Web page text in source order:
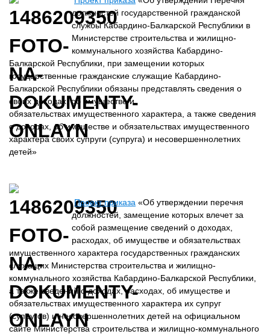
должностей государственной гражданской
службы Кабардино-Балкарской Республики в
Министерстве строительства и жилищно-
коммунального хозяйства Кабардино-
Балкарской Республики, при замещении которых
государственные гражданские служащие Кабардино-
Балкарской Республики обязаны представлять сведения о
своих доходах, об имуществе и
обязательствах имущественного характера, а также сведения
о доходах, об имуществе и обязательствах имущественного
характера своих супруги (супруга) и несовершеннолетних
детей»
Проект приказа «Об утверждении перечня
должностей, замещение которых влечет за
собой размещение сведений о доходах,
расходах, об имуществе и обязательствах
имущественного характера государственных гражданских
служащих Министерства строительства и жилищно-
коммунального хозяйства Кабардино-Балкарской Республики,
а также сведений о доходах, расходах, об имуществе и
обязательствах имущественного характера их супруг
(супругов) и несовершеннолетних детей на официальном
сайте Министерства строительства и жилищно-коммунального